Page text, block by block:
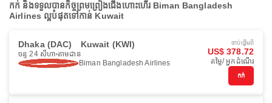
កក់ និងទទួលបានកិច្ចព្រមព្រៀងជើងហោះហើរ Biman Bangladesh
Airlines ល្អបំផុតទៅកាន់ Kuwait
Dhaka (DAC) Kuwait (KWI)
ចន្ទ 24 សីហា តាមដាន
Biman Bangladesh Airlines
ចាប់ផ្ដើមពី
US$ 378.72
តម្លៃ/ អ្នកដំណើរ
កក់